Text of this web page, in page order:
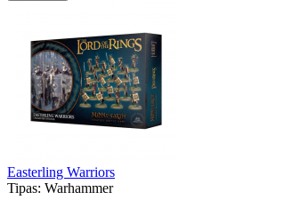
Easterling Warriors
Tipas: Warhammer